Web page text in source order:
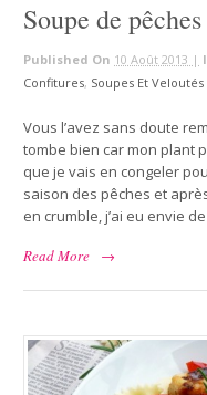
Soupe de
Published On 10 Août 2013 |
Confitures, Soupes Et Veloutés
Vous l’avez sans doute
tombe bien car mon plant
que je vais en congeler
saison des pêches et
en crumble, j’ai eu envie
Read More
→